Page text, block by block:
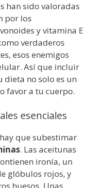
han sido valoradas
por los
y vitamina E
verdaderos
esos enemigos
Así que incluir
dieta no solo es un
favor a tu cuerpo.
esenciales
que subestimar
. Las aceitunas
ironía, un
glóbulos rojos, y
huesos. Unas